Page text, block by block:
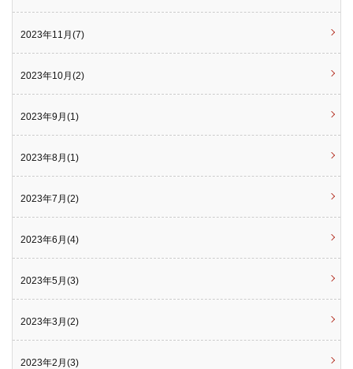
2023年11月(7)
2023年10月(2)
2023年9月(1)
2023年8月(1)
2023年7月(2)
2023年6月(4)
2023年5月(3)
2023年3月(2)
2023年2月(3)